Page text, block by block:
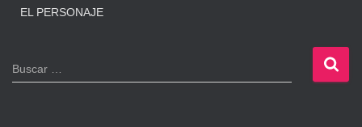
EL PERSONAJE
B
u
Buscar …